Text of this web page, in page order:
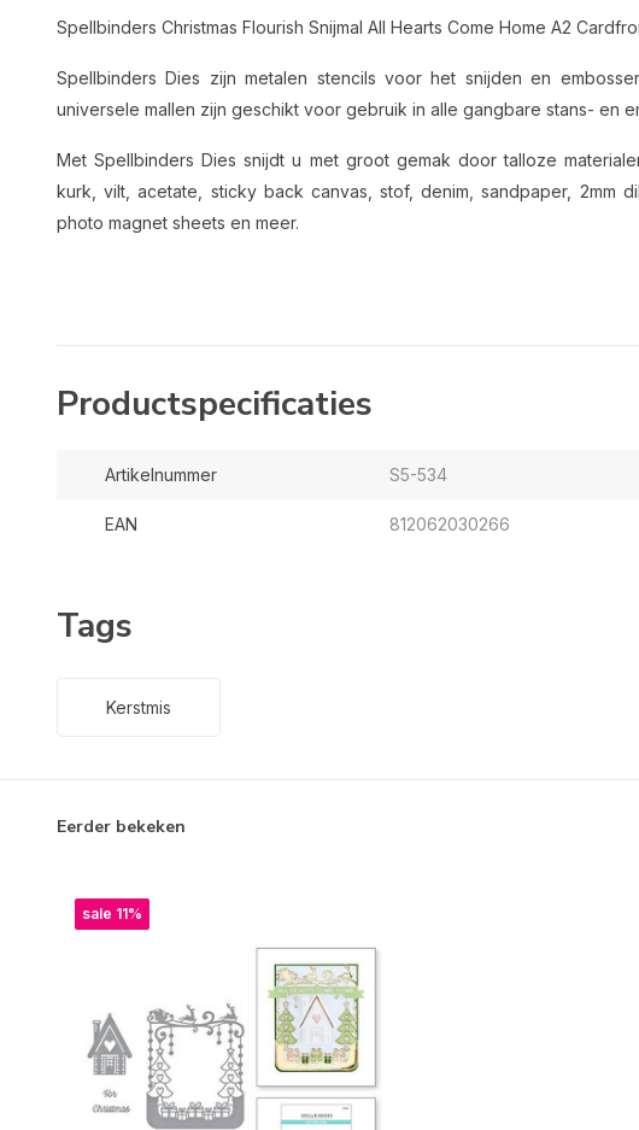
Spellbinders Christmas Flourish Snijmal All Hearts Come Home A2
Spellbinders Dies zijn metalen stencils voor het snijden en
universele mallen zijn geschikt voor gebruik in alle gangbare stans- en
Met Spellbinders Dies snijdt u met groot gemak door talloze
kurk, vilt, acetate, sticky back canvas, stof, denim, sandpaper, 2mm
photo magnet sheets en meer.
Productspecificaties
Artikelnummer S5-534
EAN 812062030266
Tags
Kerstmis
Eerder bekeken
sale 11%